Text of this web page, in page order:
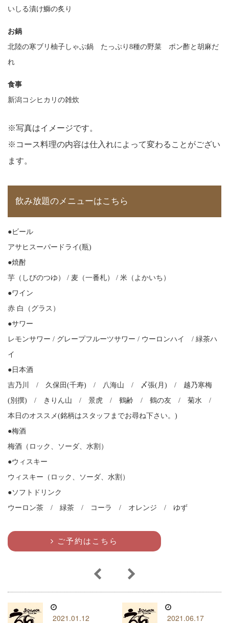
いしる漬け鰤の炙り
お鍋
北陸の寒ブリ柚子しゃぶ鍋 たっぷり8種の野菜 ポン酢と胡麻だ
れ
食事
新潟コシヒカリの雑炊
※写真はイメージです。
※コース料理の内容は仕入れによって変わることがござい
ます。
飲み放題のメニューはこちら
●ビール
アサヒスーパードライ(瓶)
●焼酎
芋（しびのつゆ） / 麦（一番札） / 米（よかいち）
●ワイン
赤 白（グラス）
●サワー
レモンサワー / グレープフルーツサワー / ウーロンハイ / 緑茶ハ
イ
●日本酒
吉乃川 / 久保田(千寿) / 八海山 / 〆張(月) / 越乃寒梅
(別撰) / きりん山 / 景虎 / 鶴齢 / 鶴の友 / 菊水 /
本日のオススメ(銘柄はスタッフまでお尋ね下さい。)
●梅酒
梅酒（ロック、ソーダ、水割）
●ウィスキー
ウィスキー（ロック、ソーダ、水割）
●ソフトドリンク
ウーロン茶 / 緑茶 / コーラ / オレンジ / ゆず
ご予約はこちら
2021.01.12 2021.06.17